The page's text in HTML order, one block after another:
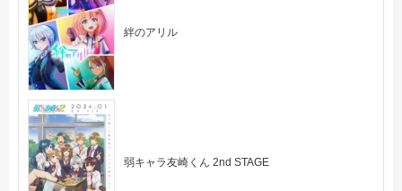
絆のアリル
弱キャラ友崎くん 2nd STAGE